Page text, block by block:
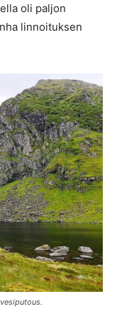
oli paljon
linnoituksen